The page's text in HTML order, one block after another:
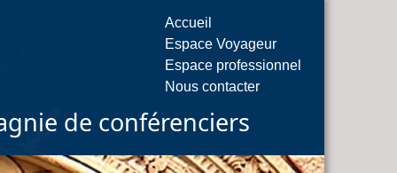
Accueil
Espace Voyageur
Espace professionnel
Nous contacter
de conférenciers